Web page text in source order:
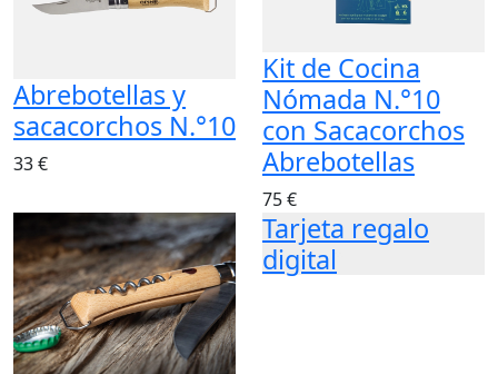
Abrebotellas y
sacacorchos N.°10
33 €
Kit de Cocina
Nómada N.°10
con Sacacorchos
Abrebotellas
75 €
Tarjeta regalo
digital